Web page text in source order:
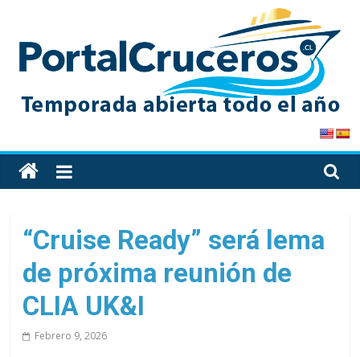
content
PortalCruceros
Toda
la
de
cruceros
en
un
solo
“Cruise Ready” será lema
de próxima reunión de
CLIA UK&I
Febrero 9, 2026